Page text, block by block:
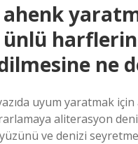
ahenk
ünlü harflerin
ne
uyum yaratmak için
aliterasyon
ve denizi